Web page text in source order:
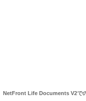
NetFront Life Documents V2で